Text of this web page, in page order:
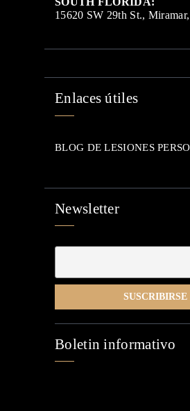
15620 SW 29th St.,
Enlaces útiles
BLOG DE LESIONES
Newsletter
Boletin informativo